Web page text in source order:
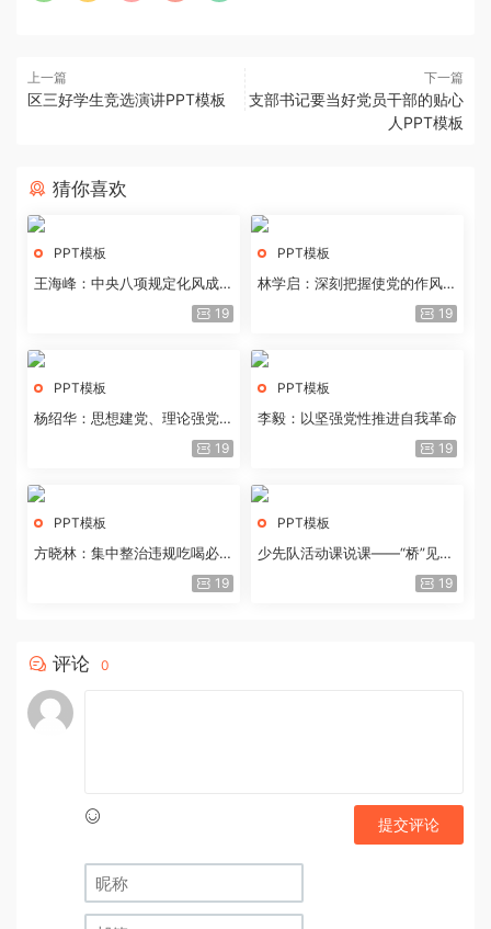
上一篇
区三好学生竞选演讲PPT模板
下一篇
支部书记要当好党员干部的贴心
人PPT模板
猜你喜欢
PPT模板
王海峰：中央八项规定化风成俗
19
PPT模板
林学启：深刻把握使党的作风全
19
PPT模板
杨绍华：思想建党、理论强党的
19
PPT模板
李毅：以坚强党性推进自我革命
19
PPT模板
方晓林：集中整治违规吃喝必须
19
PPT模板
少先队活动课说课——“桥”见中
19
评论 0
提交评论